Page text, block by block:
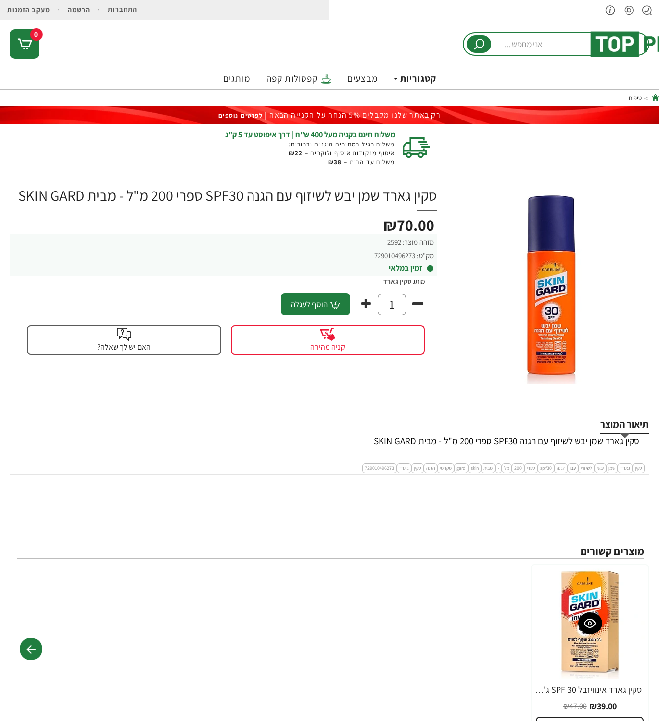
התחברות הרשמה מעקב הזמנות
מחפש
0
קטגוריות מבצעים קפסולות קפה מותגים
home
טיפוח
רק באתר שלנו מקבלים 5% הנחה על הקנייה הבאה | לפרטים נוספים
משלוח חינם בקניה מעל 400 ש"ח | דרך איפוסט עד 5 ק"ג
משלוח רגיל במחירים הוגנים וברורים:
איסוף מנקודות איסוף ולוקרים – ₪22
משלוח עד הבית – ₪38
סקין גארד שמן יבש לשיזוף עם הגנה SPF30 ספרי 200 מ"ל - מבית SKIN GARD
מזהה מוצר: 2592
מק"ט: 729010496273
זמין במלאי
₪70.00
מותגסקין גארד
הוסף לעגלה
קניה מהירה האם יש לך שאלה?
תיאור המוצר
סקין גארד שמן יבש לשיזוף עם הגנה SPF30 ספרי 200 מ"ל - מבית SKIN GARD
סקין גארד שמן יבש לשיזוף עם הגנה spf30 ספרי 200 מל - מבית skin
gard מקדמי הגנה סקין גארד 729010496273
מוצרים קשורים
-17%
סקין גארד אינוויזבל 30 SPF ג'ל הגנה שקוף לפנים 50 מ"ל - מבית SKIN GARD
₪39.00
₪47.00